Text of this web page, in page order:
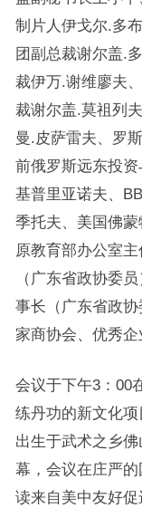
制片人伊戈尔.多
团副总裁谢尔盖.
裁伊万.谢维廖夫
裁谢尔盖.莫祖列
曼.皮萨雷夫、罗
前俄罗斯远东投
基普里亚诺夫、
季托夫、美国佛蒙
原教育部办公室
（广东省政协委
事长（广东省政
家商协会、优秀企
会议于下午3：00
练丹功的新文化项
出生于武术之乡
幕，会议在庄严
读来自美中友好